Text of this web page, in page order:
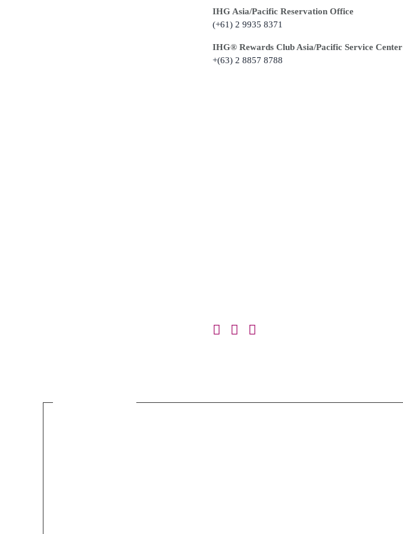
IHG Asia/Pacific Reservation Office
(+61) 2 9935 8371
IHG®️ Rewards Club Asia/Pacific Service Center
+(63) 2 8857 8788